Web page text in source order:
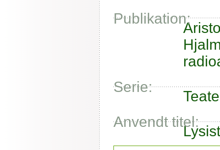
Publikation:
Serie:
Anvendt titel: